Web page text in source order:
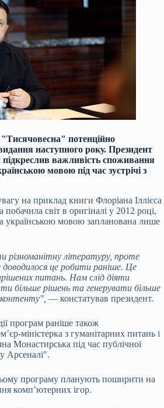
потенційно
наступного року. Президент
важливість споживання
мовою під час зустрічі з
на приклад книги Флоріана Іллієса
побачила світ в оригіналі у 2012 році,
українською мовою запланована лише
літературу, проте
це робити раніше. Це
питань. Нам слід діяти
більше рішень та генерувати більше
контенту", — констатував президент.
програм раніше також
міністерка з гуманітарних питань і
Монастирська під час публічної
Арсеналі".
програму планують поширити на
комп’ютерних ігор.